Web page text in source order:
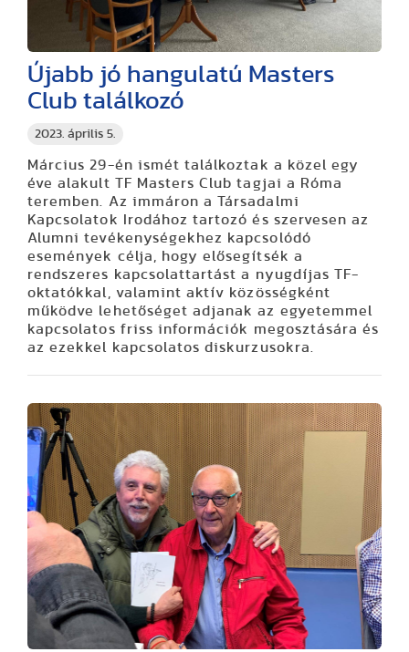
2023. április 5.
Újabb jó hangulatú Masters
Club találkozó
Március 29-én ismét találkoztak a közel egy
éve alakult TF Masters Club tagjai a Róma
teremben. Az immáron a Társadalmi
Kapcsolatok Irodához tartozó és szervesen az
Alumni tevékenységekhez kapcsolódó
események célja, hogy elősegítsék a
rendszeres kapcsolattartást a nyugdíjas TF-
oktatókkal, valamint aktív közösségként
működve lehetőséget adjanak az egyetemmel
kapcsolatos friss információk megosztására és
az ezekkel kapcsolatos diskurzusokra.